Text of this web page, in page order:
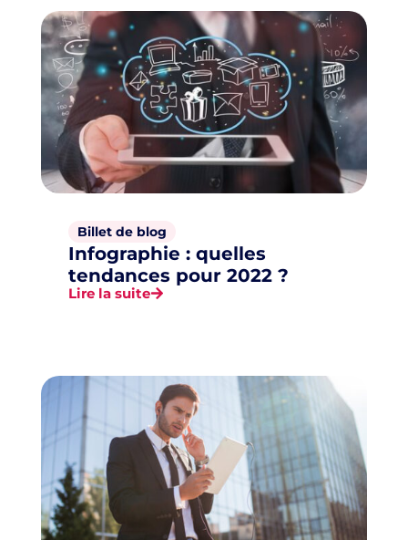
Billet de blog
Infographie : quelles
tendances pour 2022 ?
Lire la suite